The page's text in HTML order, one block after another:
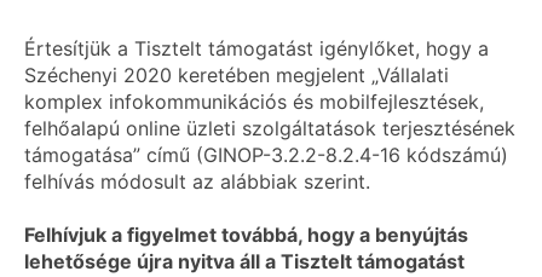
Értesítjük a Tisztelt támogatást igénylőket, hogy a
Széchenyi 2020 keretében megjelent „Vállalati
komplex infokommunikációs és mobilfejlesztések,
felhőalapú online üzleti szolgáltatások terjesztésének
támogatása” című (GINOP-3.2.2-8.2.4-16 kódszámú)
felhívás módosult az alábbiak szerint.
Felhívjuk a figyelmet továbbá, hogy a benyújtás
lehetősége újra nyitva áll a Tisztelt támogatást